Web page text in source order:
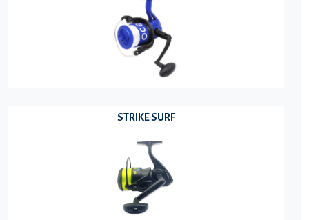
STRIKE SURF